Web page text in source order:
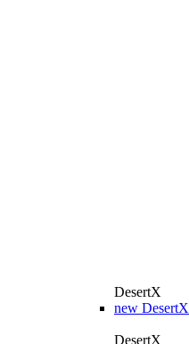
DesertX
new DesertX
DesertX